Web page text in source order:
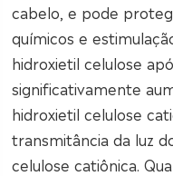
cabelo, e pode
químicos e
hidroxietil celulose
significativamente
hidroxietil celulose
transmitância da luz
celulose catiônica.